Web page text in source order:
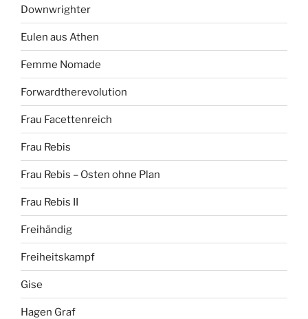
Downwrighter
Eulen aus Athen
Femme Nomade
Forwardtherevolution
Frau Facettenreich
Frau Rebis
Frau Rebis – Osten ohne Plan
Frau Rebis II
Freihändig
Freiheitskampf
Gise
Hagen Graf